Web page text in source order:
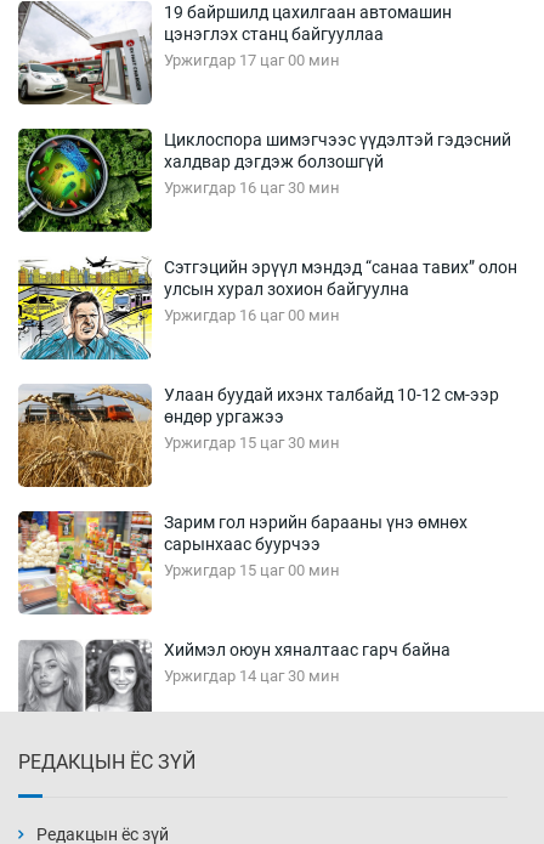
19 байршилд цахилгаан автомашин
цэнэглэх станц байгууллаа
Уржигдар 17 цаг 00 мин
Циклоспора шимэгчээс үүдэлтэй гэдэсний
халдвар дэгдэж болзошгүй
Уржигдар 16 цаг 30 мин
Сэтгэцийн эрүүл мэндэд “санаа тавих” олон
улсын хурал зохион байгуулна
Уржигдар 16 цаг 00 мин
Улаан буудай ихэнх талбайд 10-12 см-ээр
өндөр ургажээ
Уржигдар 15 цаг 30 мин
Зарим гол нэрийн барааны үнэ өмнөх
сарынхаас буурчээ
Уржигдар 15 цаг 00 мин
Хиймэл оюун хяналтаас гарч байна
Уржигдар 14 цаг 30 мин
Уржигдар 14 цаг 00 мин
РЕДАКЦЫН ЁС ЗҮЙ
Редакцын ёс зүй